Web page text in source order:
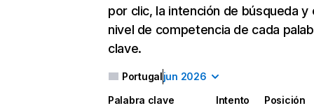
por clic, la intención de búsqueda y
nivel de competencia de cada
clave.
Portugaljun 2026
Palabra clave Intento
Posición